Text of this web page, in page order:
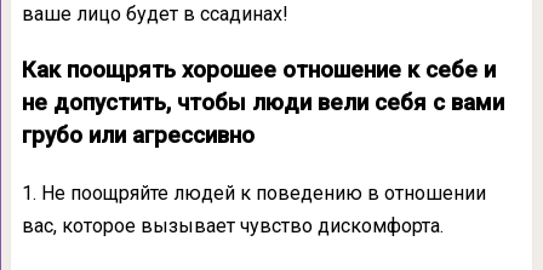
ваше лицо будет в ссадинах!
Как поощрять хорошее отношение к себе и
не допустить, чтобы люди вели себя с вами
грубо или агрессивно
1. Не поощряйте людей к поведению в отношении
вас, которое вызывает чувство дискомфорта.